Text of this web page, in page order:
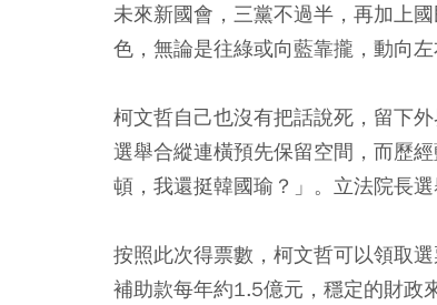
未來新國會，三黨不過半，再加上
色，無論是往綠或向藍靠攏，動向
柯文哲自己也沒有把話說死，留下
選舉合縱連橫預先保留空間，而歷
頓，我還挺韓國瑜？」。立法院長
按照此次得票數，柯文哲可以領取
補助款每年約1.5億元，穩定的財政